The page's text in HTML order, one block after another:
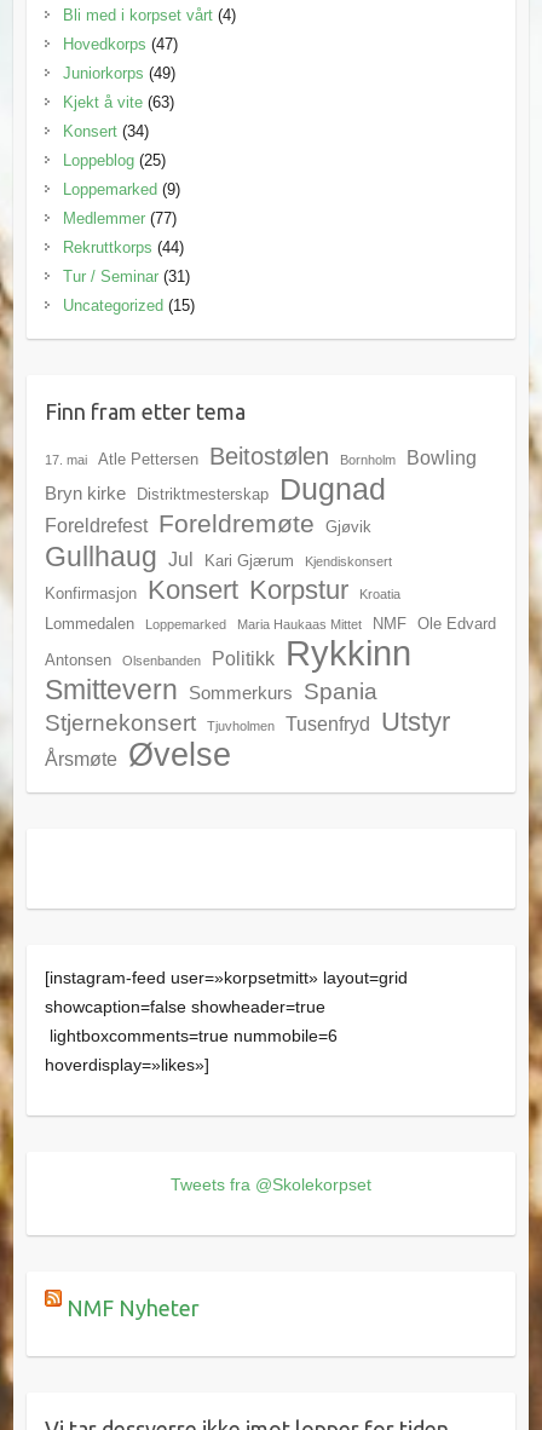
Bli med i korpset vårt(4)
Hovedkorps (47)
Juniorkorps (49)
Kjekt å vite(63)
Konsert(34)
Loppeblog(25)
Loppemarked(9)
Medlemmer(77)
Rekruttkorps (44)
Tur / Seminar(31)
Uncategorized(15)
Finn fram etter tema
17. mai Atle Pettersen Beitostølen Bornholm Bowling
Bryn kirke Distriktmesterskap Dugnad
Foreldrefest Foreldremøte Gjøvik
Gullhaug Jul Kari Gjærum Kjendiskonsert
Konfirmasjon Konsert Korpstur Kroatia
Lommedalen Loppemarked Maria Haukaas Mittet NMF
Ole Edvard
Antonsen
Olsenbanden Politikk Rykkinn
Smittevern Sommerkurs
Spania
Stjernekonsert
Tjuvholmen Tusenfryd Utstyr
Årsmøte Øvelse
[instagram-feed user=»korpsetmitt» layout=grid
showcaption=false showheader=true
lightboxcomments=true nummobile=6
hoverdisplay=»likes»]
Tweets fra @Skolekorpset
NMF Nyheter